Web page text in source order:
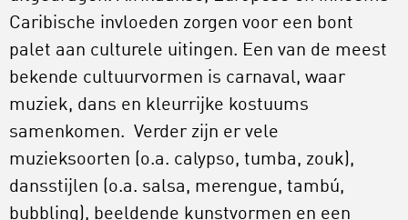
Caribische invloeden zorgen voor een bont
palet aan culturele uitingen. Een van de meest
bekende cultuurvormen is carnaval, waar
muziek, dans en kleurrijke kostuums
samenkomen. Verder zijn er vele
muzieksoorten (o.a. calypso, tumba, zouk),
dansstijlen (o.a. salsa, merengue, tambú,
bubbling), beeldende kunstvormen en een